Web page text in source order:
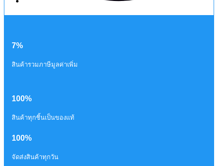
7%
สินค้ารวมภาษีมูลค่าเพิ่ม
100%
สินค้าทุกชิ้นเป็นของแท้
100%
จัดส่งสินค้าทุกวัน